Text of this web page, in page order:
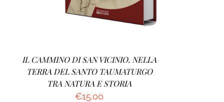
IL CAMMINO DI SAN VICINIO. NELLA
TERRA DEL SANTO TAUMATURGO
TRA NATURA E STORIA
€15.00